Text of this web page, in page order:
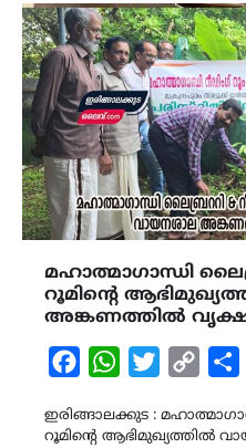
മഹാത്മാഗാന്ധി
റൂമിന്റെ
അങ്കണത്തിൽ
FacebookWhatsAppTwitterCopy
ഇരിങ്ങാലക്കുട :
റൂമിന്റെ ആഭിമുഖ്യത്തിൽ